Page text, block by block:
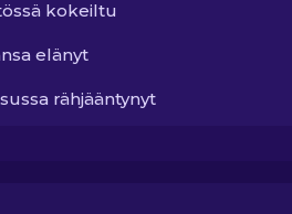
kokeiltu
elänyt
rähjääntynyt